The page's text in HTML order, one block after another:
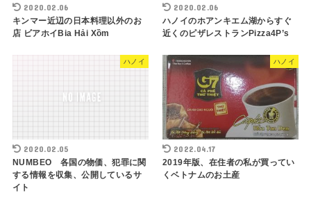
2020.02.06
キンマー近辺の日本料理以外のお
店 ビアホイBia Hải Xồm
2020.02.06
ハノイのホアンキエム湖からすぐ
近くのピザレストランPizza4P’s
ハノイ
2020.02.05
NUMBEO 各国の物価、犯罪に関
する情報を収集、公開しているサ
イト
ハノイ
2022.04.17
2019年版、在住者の私が買ってい
くベトナムのお土産